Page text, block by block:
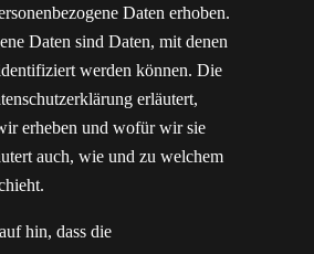
Daten erhoben.
Daten sind Daten, mit denen
werden können. Die
erläutert,
erheben und wofür wir sie
auch, wie und zu welchem
hin, dass die